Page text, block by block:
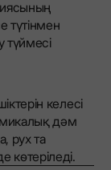
түтінмен
түймесі
келесі
дәм
рух та
көтеріледі.